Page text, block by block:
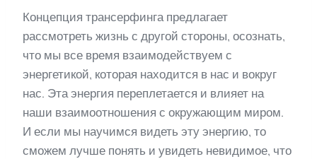
Концепция трансерфинга предлагает
рассмотреть жизнь с другой стороны, осознать,
что мы все время взаимодействуем с
энергетикой, которая находится в нас и вокруг
нас. Эта энергия переплетается и влияет на
наши взаимоотношения с окружающим миром.
И если мы научимся видеть эту энергию, то
сможем лучше понять и увидеть невидимое, что